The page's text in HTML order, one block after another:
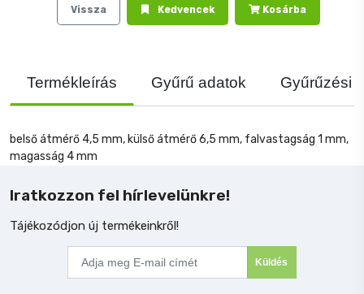
Vissza Kedvencek Kosárba
Termékleírás Gyűrű adatok Gyűrűzési
belső átmérő 4,5 mm, külső átmérő 6,5 mm, falvastagság 1 mm,
magasság 4 mm
Iratkozzon fel hírlevelünkre!
Tájékozódjon új termékeinkről!
Küldés